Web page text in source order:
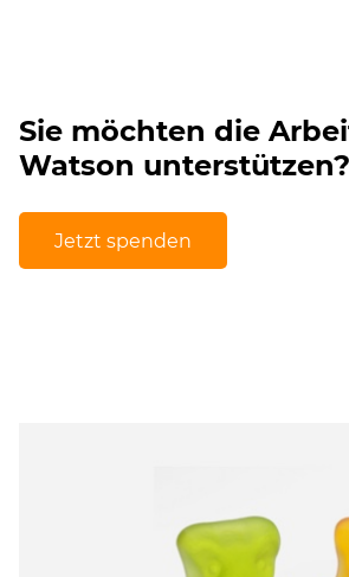
Sie möchten die
Watson unterstützen?
Jetzt spenden